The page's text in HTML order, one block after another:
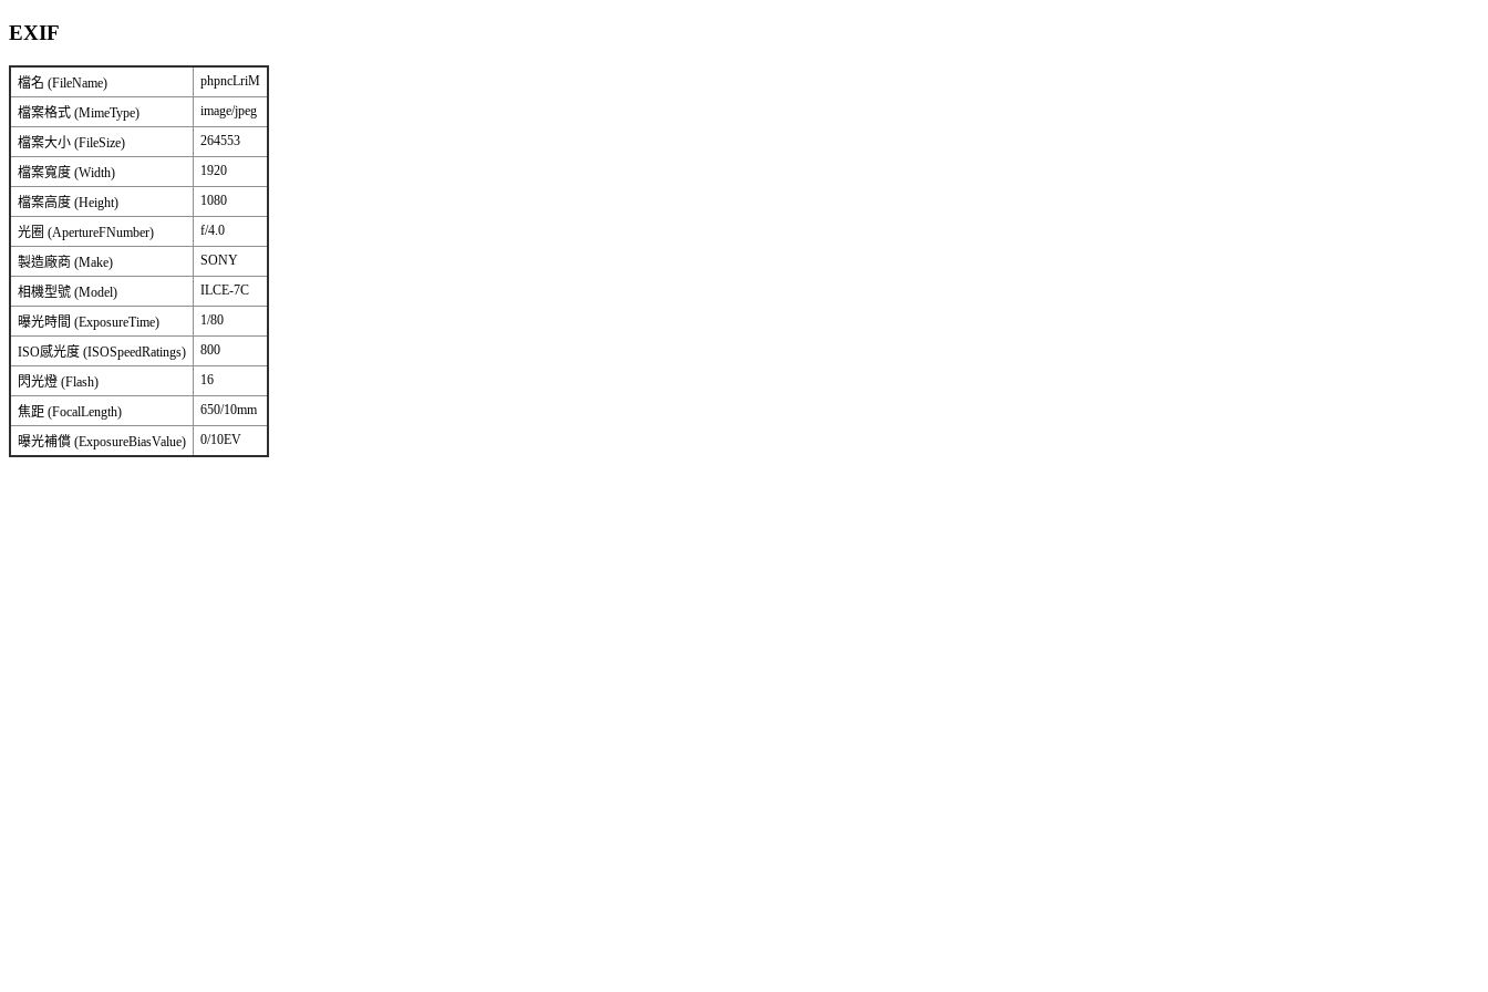
EXIF
檔名 (FileName) phpncLriM
檔案格式 (MimeType) image/jpeg
檔案大小 (FileSize) 264553
檔案寬度 (Width) 1920
檔案高度 (Height) 1080
光圈 (ApertureFNumber) f/4.0
製造廠商 (Make) SONY
相機型號 (Model) ILCE-7C
曝光時間 (ExposureTime) 1/80
ISO感光度 (ISOSpeedRatings) 800
閃光燈 (Flash) 16
焦距 (FocalLength) 650/10mm
曝光補償 (ExposureBiasValue) 0/10EV